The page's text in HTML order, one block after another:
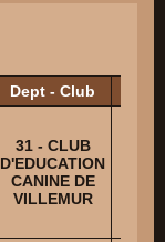
Dept - Club
31 - CLUB
D'EDUCATION
CANINE DE
VILLEMUR